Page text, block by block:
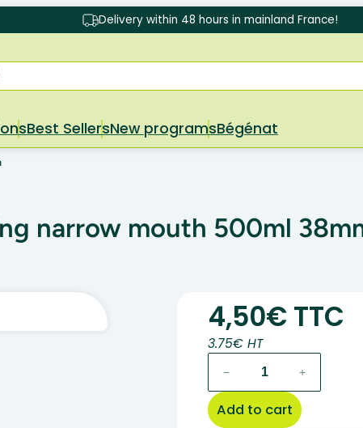
Delivery within 48 hours in mainland France!
Best SellersNew programsBégénat
narrow mouth 500ml
4,50€ TTC
3.75€ HT
erlenmeyer
with
flaring
− +
Add to cart